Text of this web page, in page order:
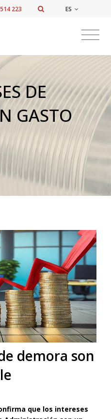
223 ES
DE
GASTO
demora son
que los intereses